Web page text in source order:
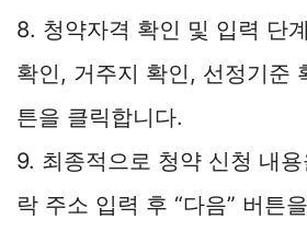
8. 청약자격 확인 및 입력 단
확인, 거주지 확인, 선정기준
튼을 클릭합니다.
9. 최종적으로 청약 신청 내
락 주소 입력 후 “다음” 버튼